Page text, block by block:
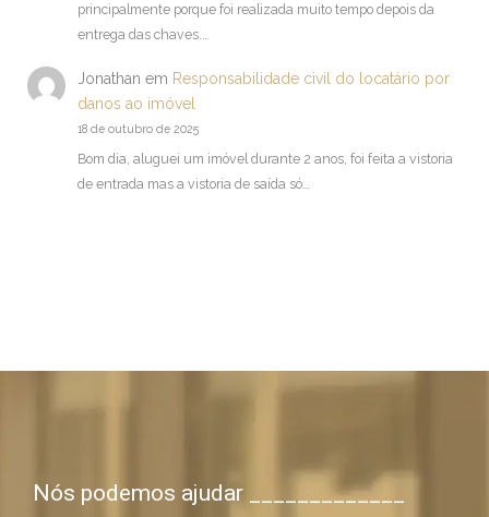
principalmente porque foi realizada muito tempo depois da
entrega das chaves.…
Jonathan em Responsabilidade civil do locatário por
danos ao imóvel
18 de outubro de 2025
Bom dia, aluguei um imóvel durante 2 anos, foi feita a vistoria
de entrada mas a vistoria de saída só…
Nós podemos ajudar _____________